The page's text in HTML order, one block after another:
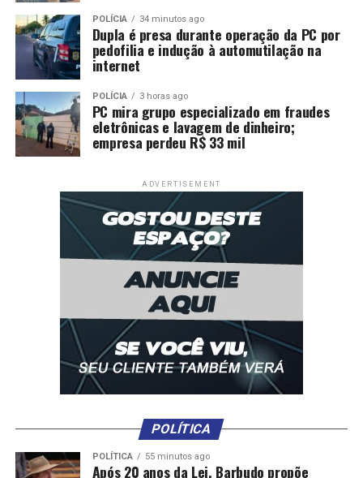
POLÍCIA 34 minutos ago
Dupla é presa durante operação da PC por
pedofilia e indução à automutilação na
internet
POLÍCIA 3 horas ago
PC mira grupo especializado em fraudes
eletrônicas e lavagem de dinheiro;
empresa perdeu R$ 33 mil
ADVERTISEMENT
POLÍTICA
POLÍTICA 55 minutos ago
Após 20 anos da Lei, Barbudo propõe